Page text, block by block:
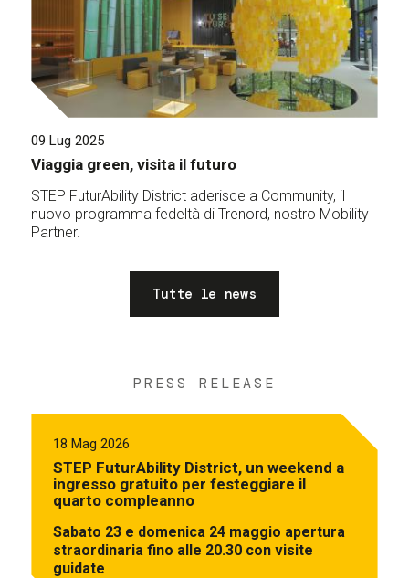
09 Lug 2025
Viaggia green, visita il futuro
STEP FuturAbility District aderisce a Community, il
nuovo programma fedeltà di Trenord, nostro Mobility
Partner.
Tutte le news
PRESS RELEASE
18 Mag 2026
STEP FuturAbility District, un weekend a
ingresso gratuito per festeggiare il
quarto compleanno
Sabato 23 e domenica 24 maggio apertura
straordinaria fino alle 20.30 con visite
guidate